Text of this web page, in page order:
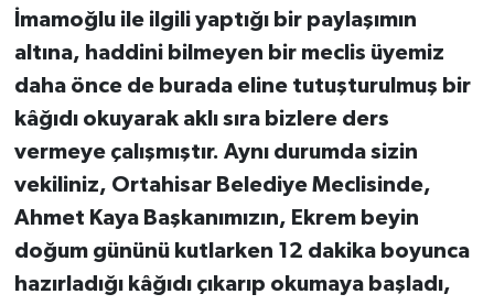
İmamoğlu ile ilgili yaptığı bir paylaşımın
altına, haddini bilmeyen bir meclis üyemiz
daha önce de burada eline tutuşturulmuş bir
kâğıdı okuyarak aklı sıra bizlere ders
vermeye çalışmıştır. Aynı durumda sizin
vekiliniz, Ortahisar Belediye Meclisinde,
Ahmet Kaya Başkanımızın, Ekrem beyin
doğum gününü kutlarken 12 dakika boyunca
hazırladığı kâğıdı çıkarıp okumaya başladı,